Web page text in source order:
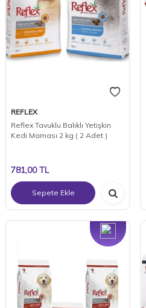
REFLEX
Reflex Tavuklu Balıklı Yetişkin
Kedi Maması 2 kg ( 2 Adet )
781,00TL
Sepete Ekle
Yeni